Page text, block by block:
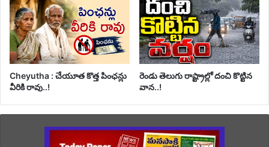
Cheyutha : చేయూత కొత్త పింఛన్లు
వీరికి రావు..!
రెండు తెలుగు రాష్ట్రాల్లో దంచి కొట్టిన
వాన..!